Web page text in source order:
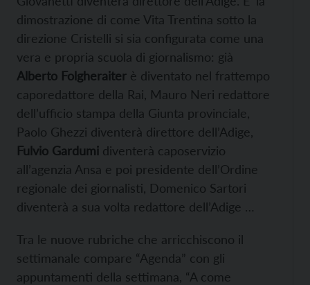
dimostrazione di come Vita Trentina sotto la
direzione Cristelli si sia configurata come una
vera e propria scuola di giornalismo: già
Alberto Folgheraiter è diventato nel frattempo
caporedattore della Rai, Mauro Neri redattore
dell’ufficio stampa della Giunta provinciale,
Paolo Ghezzi diventerà direttore dell’Adige,
Fulvio Gardumi diventerà caposervizio
all’agenzia Ansa e poi presidente dell’Ordine
regionale dei giornalisti, Domenico Sartori
diventerà a sua volta redattore dell’Adige …
Tra le nuove rubriche che arricchiscono il
settimanale compare “Agenda” con gli
appuntamenti della settimana, “A come